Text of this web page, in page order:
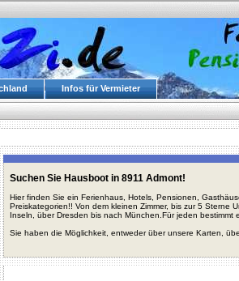
Infos für Vermieter
Suchen Sie Hausboot in 8911 Admont!
Hier finden Sie ein Ferienhaus, Hotels, Pensionen,
Preiskategorien!! Von dem kleinen Zimmer, bis zur 5 Sterne
Inseln, über Dresden bis nach München.Für jeden bestimmt
Sie haben die Möglichkeit, entweder über unsere Karten,